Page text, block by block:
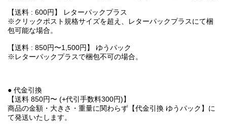
【送料 : 600円】 レターパックプラス
※クリックポスト規格サイズを超え、レターパックプラスにて梱
包可能な場合。
【送料 : 850円〜1,500円】 ゆうパック
※レターパックプラスで梱包不可の場合。
● 代金引換
【送料 850円〜 (+代引手数料300円)】
商品の金額・大きさ・重量に関わらず【代金引換 ゆうパック】に
て発送いたします。